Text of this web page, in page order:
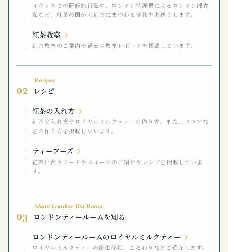
イギリスでの研修旅行記や、ロンドン特派員によるロンドン滞在
記など、紅茶の国から紅茶にまつわる情報をお送りします。
紅茶教室
紅茶教室のご案内や過去の教室レポートを掲載しています。
Recipes
02
レシピ
紅茶の入れ方
紅茶の入れ方やロイヤルミルクティーの作り方、また、ココアな
どの作り方を掲載しています。
ティーフーズ
紅茶に合うフードやスイーツのご紹介やレシピを掲載していま
す。
About London Tea Room
03
ロンドンティールームを知る
ロンドンティールームのロイヤルミルクティー
ロイヤルミルクティーの誕生秘話、こだわりなどご紹介します。